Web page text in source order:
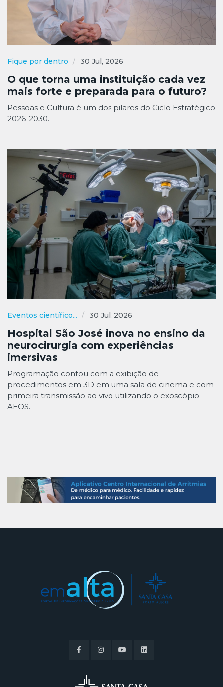
Fique por dentro 30 Jul, 2026
O que torna uma instituição cada vez
mais forte e preparada para o futuro?
Pessoas e Cultura é um dos pilares do Ciclo Estratégico
2026-2030.
Eventos científico... 30 Jul, 2026
Hospital São José inova no ensino da
neurocirurgia com experiências
imersivas
Programação contou com a exibição de
procedimentos em 3D em uma sala de cinema e com
primeira transmissão ao vivo utilizando o exoscópio
AEOS.